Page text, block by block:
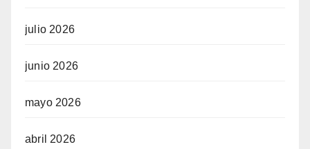
julio 2026
junio 2026
mayo 2026
abril 2026